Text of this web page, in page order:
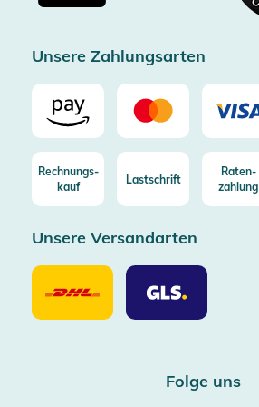
Unsere Zahlungsarten
Rechnungs-
kauf
Lastschrift
Raten-
zahlung
Unsere Versandarten
Unsere
Versandarten
DHL
Unsere
Versandarten
GLS
Folge uns